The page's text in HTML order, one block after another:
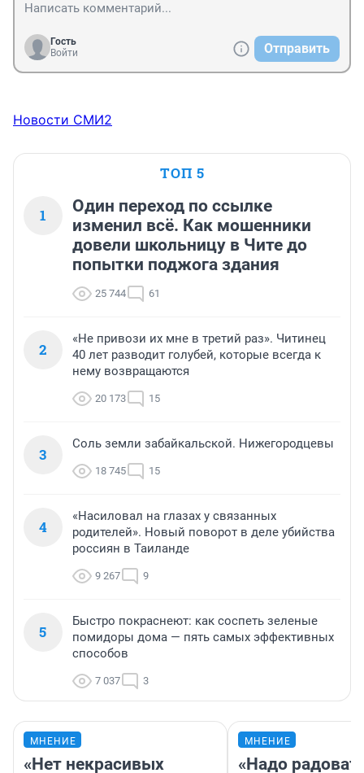
Гость
Войти
Отправить
Новости СМИ2
ТОП 5
1
Один переход по ссылке
изменил всё. Как мошенники
довели школьницу в Чите до
попытки поджога здания
25 744 61
2
«Не привози их мне в третий раз». Читинец
40 лет разводит голубей, которые всегда к
нему возвращаются
20 173 15
3
Соль земли забайкальской. Нижегородцевы
18 745 15
4
«Насиловал на глазах у связанных
родителей». Новый поворот в деле убийства
россиян в Таиланде
9 267 9
5
Быстро покраснеют: как соспеть зеленые
помидоры дома — пять самых эффективных
способов
7 037 3
МНЕНИЕ
«Нет некрасивых
МНЕНИЕ
«Надо